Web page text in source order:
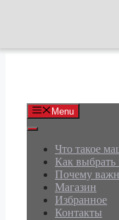
Menu
Что такое
Как
Почему
Магазин
Избранное
Контакты